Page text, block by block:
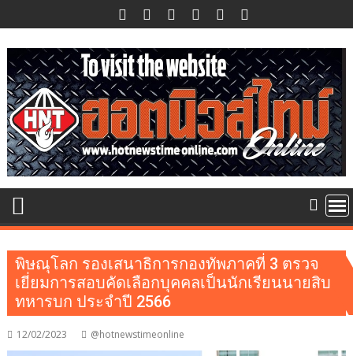
to
content
พิษณุโลก รองเสนาธิการกองทัพภาคที่ 3 ตรวจ
เยี่ยมการสอบคัดเลือกบุคคลเป็นนักเรียนนายสิบ
ทหารบก ประจำปี 2566
12/02/2023 @hotnewstimeonline